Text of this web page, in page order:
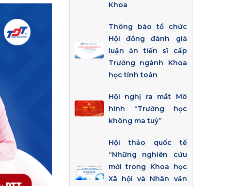
Khoa
Thông báo tổ chức
Hội đồng đánh giá
luận án tiến sĩ cấp
Trường ngành Khoa
học tính toán
Hội nghị ra mắt Mô
hình “Trường học
không ma tuý”
Hội thảo quốc tế
“Những nghiên cứu
mới trong Khoa học
Xã hội và Nhân văn